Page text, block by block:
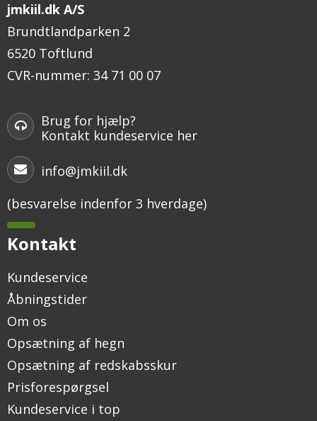
jmkiil.dk A/S
Brundtlandparken 2
6520 Toftlund
CVR-nummer: 34 71 00 07
Brug for hjælp?
Kontakt kundeservice her
info@jmkiil.dk
(besvarelse indenfor 3 hverdage)
Kontakt
Kundeservice
Åbningstider
Om os
Opsætning af hegn
Opsætning af redskabsskur
Prisforespørgsel
Kundeservice i top